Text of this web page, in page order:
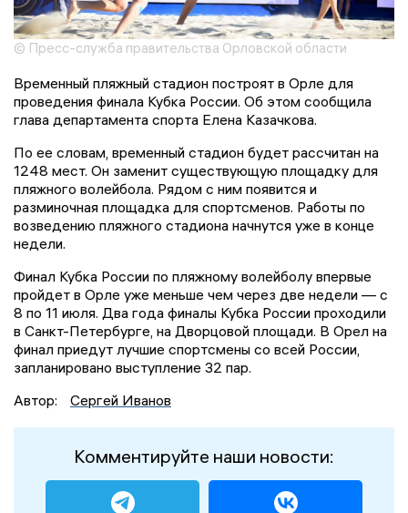
© Пресс-служба правительства Орловской области
Временный пляжный стадион построят в Орле для
проведения финала Кубка России. Об этом сообщила
глава департамента спорта Елена Казачкова.
По ее словам, временный стадион будет рассчитан на
1248 мест. Он заменит существующую площадку для
пляжного волейбола. Рядом с ним появится и
разминочная площадка для спортсменов. Работы по
возведению пляжного стадиона начнутся уже в конце
недели.
Финал Кубка России по пляжному волейболу впервые
пройдет в Орле уже меньше чем через две недели — с
8 по 11 июля. Два года финалы Кубка России проходили
в Санкт-Петербурге, на Дворцовой площади. В Орел на
финал приедут лучшие спортсмены со всей России,
запланировано выступление 32 пар.
Автор:
Сергей Иванов
Комментируйте наши новости: